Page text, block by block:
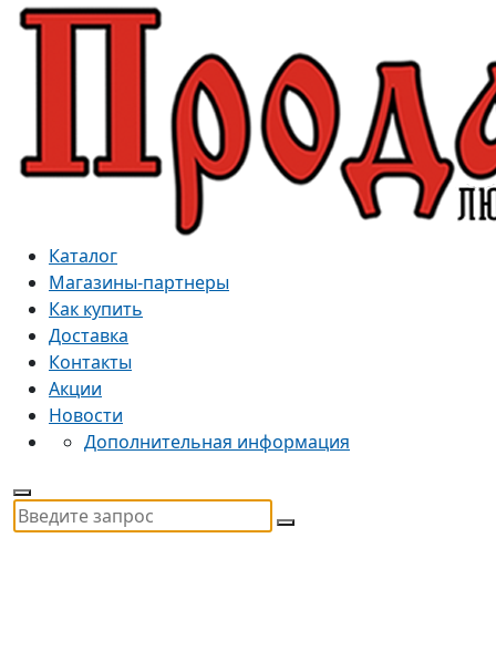
Каталог
Магазины-партнеры
Как купить
Доставка
Контакты
Акции
Новости
Дополнительная информация